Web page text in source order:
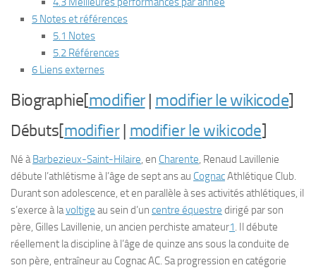
5 Notes et références
5.1 Notes
5.2 Références
6 Liens externes
Biographie[modifier| modifier le wikicode]
Débuts[modifier| modifier le wikicode]
Né àBarbezieux-Saint-Hilaire, en Charente, Renaud Lavillenie
débute l’athlétisme à l’âge de sept ans au CognacAthlétique Club.
Durant son adolescence, et en parallèle à ses activités athlétiques, il
s’exerce à lavoltige au sein d’un centre équestre dirigé par son
père, Gilles Lavillenie, un ancien perchiste amateur1. Il débute
réellement la discipline à l’âge de quinze ans sous la conduite de
son père, entraîneur au Cognac AC. Sa progression en catégorie